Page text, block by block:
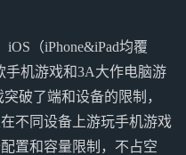
iOS（iPhone&iPad均覆
手机游戏和3A大作电脑游
破了端和设备的限制，
不同设备上游玩手机游戏
置和容量限制，不占空